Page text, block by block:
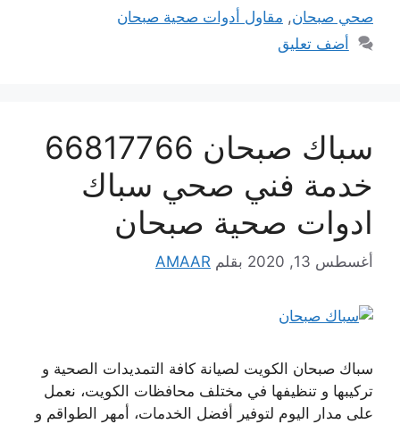
صحي صبحان, مقاول أدوات صحية صبحان
أضف تعليق
سباك صبحان 66817766
خدمة فني صحي سباك
ادوات صحية صبحان
أغسطس 13, 2020 بقلم AMAAR
سباك صبحان الكويت لصيانة كافة التمديدات الصحية و
تركيبها و تنظيفها في مختلف محافظات الكويت، نعمل
على مدار اليوم لتوفير أفضل الخدمات، أمهر الطواقم و